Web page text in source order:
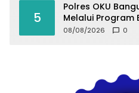
5
Polres OKU
Melalui Program
08/08/2026 0